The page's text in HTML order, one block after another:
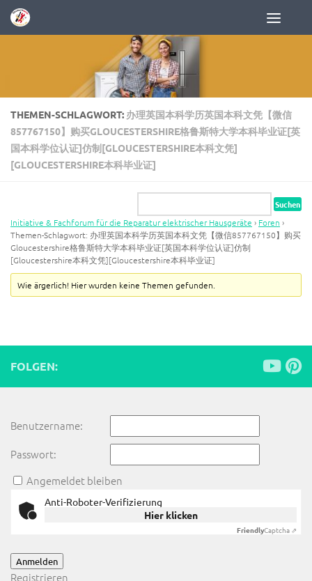
Zum Inhalt springen
THEMEN-SCHLAGWORT: 办理英国本科学历英国本科文凭【微信
857767150】购买GLOUCESTERSHIRE格鲁斯特大学本科毕业证[英
国本科学位认证]仿制[GLOUCESTERSHIRE本科文凭]
[GLOUCESTERSHIRE本科毕业证]
Initiative & Fachforum für die Reparatur elektrischer Hausgeräte › Foren ›
Themen-Schlagwort: 办理英国本科学历英国本科文凭【微信857767150】购买
Gloucestershire格鲁斯特大学本科毕业证[英国本科学位认证]仿制
[Gloucestershire本科文凭][Gloucestershire本科毕业证]
Wie ärgerlich! Hier wurden keine Themen gefunden.
FOLGEN:
Benutzername:
Passwort:
Angemeldet bleiben
Anti-Roboter-Verifizierung
Hier klicken
FriendlyCaptcha ⇗
Anmelden
Registrieren